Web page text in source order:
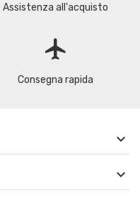
Assistenza all'acquisto
flight
Consegna rapida

